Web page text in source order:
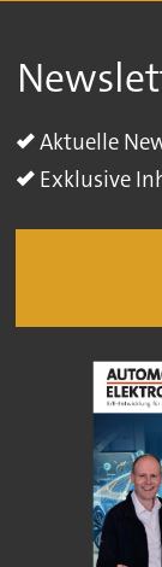
Aktuelle
Exklusive